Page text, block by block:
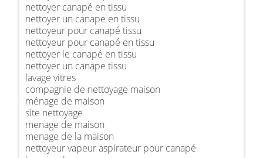
nettoyer canapé en tissu
nettoyer un canape en tissu
nettoyeur pour canapé tissu
nettoyeur pour canapé en tissu
nettoyer le canapé en tissu
nettoyer un canape tissu
lavage vitres
compagnie de nettoyage maison
ménage de maison
site nettoyage
menage de maison
menage de la maison
nettoyeur vapeur aspirateur pour canapé